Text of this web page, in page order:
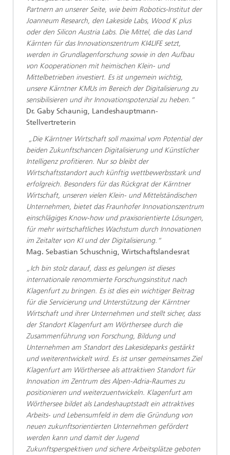
Partnern an unserer Seite, wie beim Robotics-Institut der
Joanneum Research, den Lakeside Labs, Wood K plus
oder den Silicon Austria Labs. Die Mittel, die das Land
Kärnten für das Innovationszentrum KI4LIFE setzt,
werden in Grundlagenforschung sowie in den Aufbau
von Kooperationen mit heimischen Klein- und
Mittelbetrieben investiert. Es ist ungemein wichtig,
unsere Kärntner KMUs im Bereich der Digitalisierung zu
sensibilisieren und ihr Innovationspotenzial zu heben.“
Dr. Gaby Schaunig, Landeshauptmann-
Stellvertreterin
„Die Kärntner Wirtschaft soll maximal vom Potential der
beiden Zukunftschancen Digitalisierung und Künstlicher
Intelligenz profitieren. Nur so bleibt der
Wirtschaftsstandort auch künftig wettbewerbsstark und
erfolgreich. Besonders für das Rückgrat der Kärntner
Wirtschaft, unseren vielen Klein- und Mittelständischen
Unternehmen, bietet das Fraunhofer Innovationszentrum
einschlägiges Know-how und praxisorientierte Lösungen,
für mehr wirtschaftliches Wachstum durch Innovationen
im Zeitalter von KI und der Digitalisierung.“
Mag. Sebastian Schuschnig, Wirtschaftslandesrat
„Ich bin stolz darauf, dass es gelungen ist dieses
internationale renommierte Forschungsinstitut nach
Klagenfurt zu bringen. Es ist dies ein wichtiger Beitrag
für die Servicierung und Unterstützung der Kärntner
Wirtschaft und ihrer Unternehmen und stellt sicher, dass
der Standort Klagenfurt am Wörthersee durch die
Zusammenführung von Forschung, Bildung und
Unternehmen am Standort des Lakesideparks gestärkt
und weiterentwickelt wird. Es ist unser gemeinsames Ziel
Klagenfurt am Wörthersee als attraktiven Standort für
Innovation im Zentrum des Alpen-Adria-Raumes zu
positionieren und weiterzuentwickeln. Klagenfurt am
Wörthersee bildet als Landeshauptstadt ein attraktives
Arbeits- und Lebensumfeld in dem die Gründung von
neuen zukunftsorientierten Unternehmen gefördert
werden kann und damit der Jugend
Zukunftsperspektiven und sichere Arbeitsplätze geboten